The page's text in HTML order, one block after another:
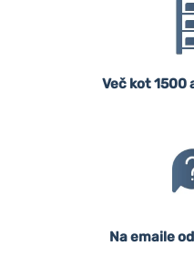
Več kot 1500
Na emaile